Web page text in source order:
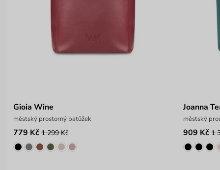
Gioia Wine
městský prostorný batůžek
779 Kč 1 299 Kč
Joanna
městský
909 Kč 1